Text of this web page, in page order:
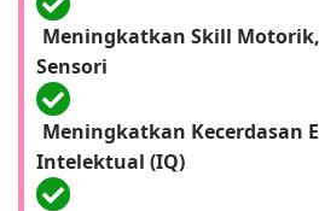
Meningkatkan Skill
Sensori
Meningkatkan Kecerdasan
Intelektual (IQ)